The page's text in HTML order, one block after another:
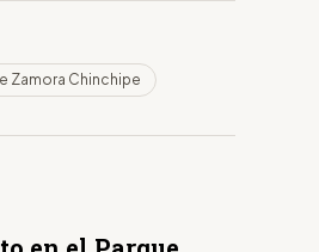
Zamora Chinchipe